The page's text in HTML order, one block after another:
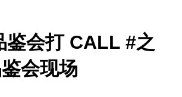
鉴会打 CALL #之
会现场